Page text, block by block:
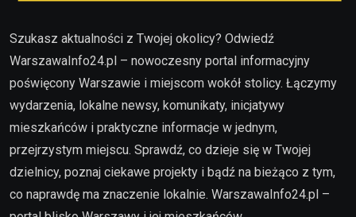
Szukasz aktualności z Twojej okolicy? Odwiedź
WarszawaInfo24.pl – nowoczesny portal informacyjny
poświęcony Warszawie i miejscom wokół stolicy. Łączymy
wydarzenia, lokalne newsy, komunikaty, inicjatywy
mieszkańców i praktyczne informacje w jednym,
przejrzystym miejscu. Sprawdź, co dzieje się w Twojej
dzielnicy, poznaj ciekawe projekty i bądź na bieżąco z tym,
co naprawdę ma znaczenie lokalnie. WarszawaInfo24.pl –